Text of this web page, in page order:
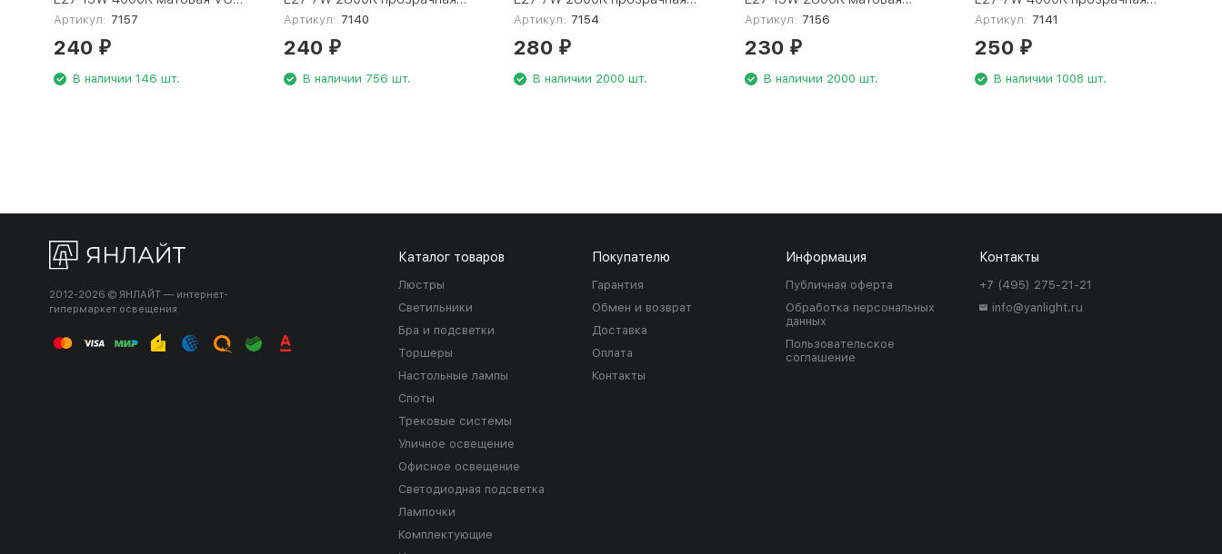
A60E27cold15W 7157
Артикул: 7157
240 ₽
В наличии 146 шт.
VG10-A60E27warm7W-F 7140
Артикул: 7140
240 ₽
В наличии 756 шт.
VG10-A60E27warm7W-FHR
Артикул: 7154
280₽
В наличии 2000 шт.
VG2-A60E27warm15W 7156
Артикул: 7156
230 ₽
В наличии 2000 шт.
VG10-A60E27cold7W-F 7141
Артикул: 7141
250₽
В наличии 1008 шт.
2012-2026 © ЯНЛАЙТ — интернет-
гипермаркет освещения
Каталог товаров
Люстры
Светильники
Бра и подсветки
Торшеры
Настольные лампы
Споты
Трековые системы
Уличное освещение
Офисное освещение
Светодиодная подсветка
Лампочки
Комплектующие
Покупателю
Гарантия
Обмен и возврат
Доставка
Оплата
Контакты
Информация
Публичная оферта
Обработка персональных
данных
Пользовательское
соглашение
Контакты
+7 (495) 275-21-21
info@yanlight.ru